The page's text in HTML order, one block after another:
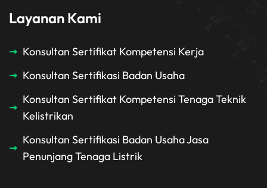
Layanan Kami
Konsultan Sertifikat Kompetensi Kerja
Konsultan Sertifikasi Badan Usaha
Konsultan Sertifikat Kompetensi Tenaga Teknik
Kelistrikan
Konsultan Sertifikasi Badan Usaha Jasa
Penunjang Tenaga Listrik